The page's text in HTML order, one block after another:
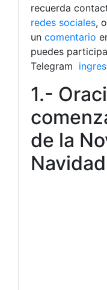
recuerda
redes sociales, o
un comentario
puedes
Telegram
1.-
de la
Navidad